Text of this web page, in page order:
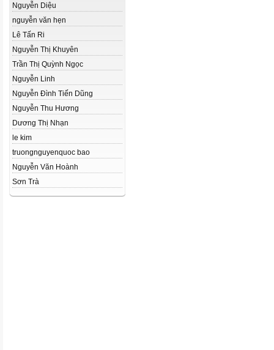
Nguyễn Diệu
nguyễn văn hẹn
Lê Tấn Ri
Nguyễn Thị Khuyên
Trần Thị Quỳnh Ngọc
Nguyễn Linh
Nguyễn Đình Tiến Dũng
Nguyễn Thu Hương
Dương Thị Nhạn
le kim
truongnguyenquoc bao
Nguyễn Văn Hoành
Sơn Trà